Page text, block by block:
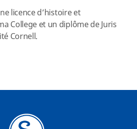
licence d’histoire et
College et un diplôme de Juris
Cornell.